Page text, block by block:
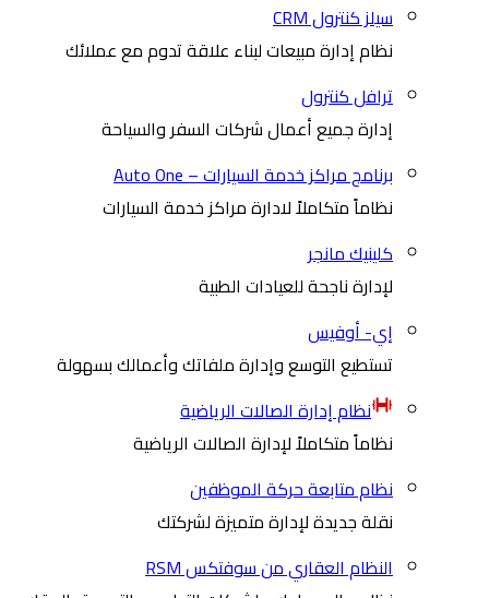
سيلز كنترول CRM
نظام إدارة مبيعات لبناء علاقة تدوم مع عملائك
ترافل كنترول
إدارة جميع أعمال شركات السفر والسياحة
برنامج مراكز خدمة السيارات – Auto One
نظاماً متكاملاً لادارة مراكز خدمة السيارات
كلينيك مانجر
لإدارة ناجحة للعيادات الطبية
إي- أوفيس
تستطيع التوسع وإدارة ملفاتك وأعمالك بسهولة
نظام إدارة الصالات الرياضية
نظاماً متكاملاً لإدارة الصالات الرياضية
نظام متابعة حركة الموظفين
نقلة جديدة لإدارة متميزة لشركتك
النظام العقاري من سوفتكس RSM